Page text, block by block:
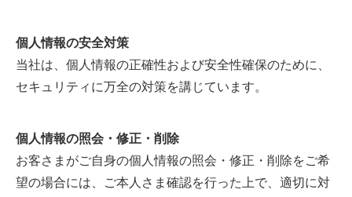
個人情報の安全対策
当社は、個人情報の正確性および安全性確保のために、
セキュリティに万全の対策を講じています。
個人情報の照会・修正・削除
お客さまがご自身の個人情報の照会・修正・削除をご希
望の場合には、ご本人さま確認を行った上で、適切に対